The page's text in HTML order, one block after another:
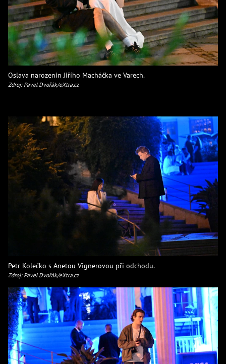
Oslava narozenin Jiřího Macháčka ve Varech.
Zdroj: Pavel Dvořák/eXtra.cz
Petr Kolečko s Anetou Vignerovou při odchodu.
Zdroj: Pavel Dvořák/eXtra.cz